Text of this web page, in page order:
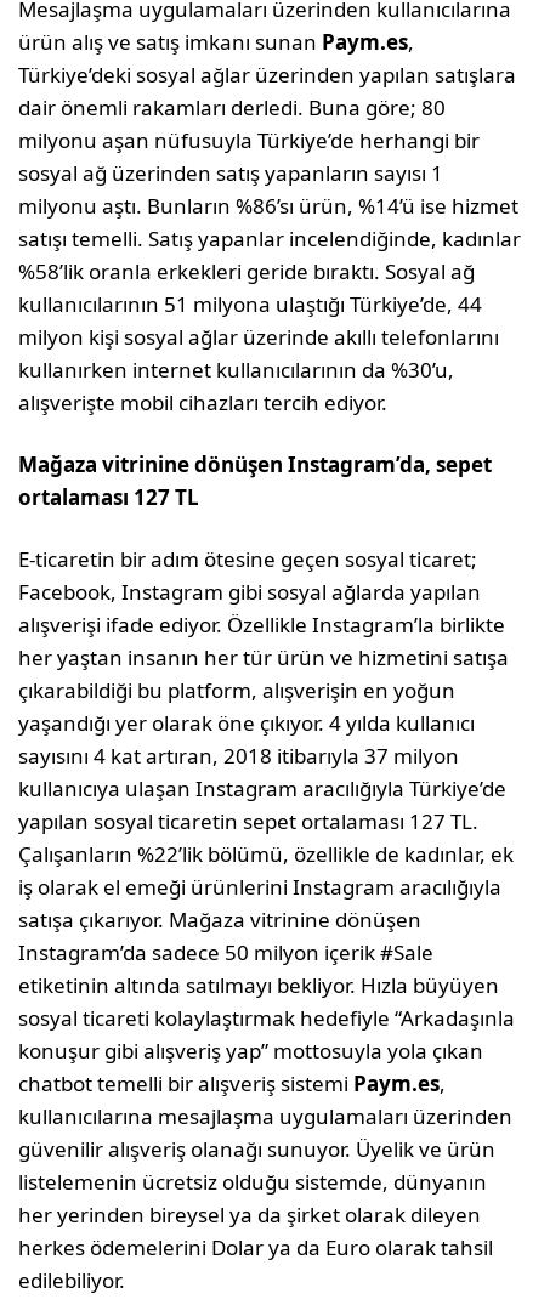
Mesajlaşma uygulamaları üzerinden kullanıcılarına
ürün alış ve satış imkanı sunan Paym.es,
Türkiye’deki sosyal ağlar üzerinden yapılan satışlara
dair önemli rakamları derledi. Buna göre; 80
milyonu aşan nüfusuyla Türkiye’de herhangi bir
sosyal ağ üzerinden satış yapanların sayısı 1
milyonu aştı. Bunların %86’sı ürün, %14’ü ise hizmet
satışı temelli. Satış yapanlar incelendiğinde, kadınlar
%58’lik oranla erkekleri geride bıraktı. Sosyal ağ
kullanıcılarının 51 milyona ulaştığı Türkiye’de, 44
milyon kişi sosyal ağlar üzerinde akıllı telefonlarını
kullanırken internet kullanıcılarının da %30’u,
alışverişte mobil cihazları tercih ediyor.
Mağaza vitrinine dönüşen Instagram’da, sepet
ortalaması 127 TL
E-ticaretin bir adım ötesine geçen sosyal ticaret;
Facebook, Instagram gibi sosyal ağlarda yapılan
alışverişi ifade ediyor. Özellikle Instagram’la birlikte
her yaştan insanın her tür ürün ve hizmetini satışa
çıkarabildiği bu platform, alışverişin en yoğun
yaşandığı yer olarak öne çıkıyor. 4 yılda kullanıcı
sayısını 4 kat artıran, 2018 itibarıyla 37 milyon
kullanıcıya ulaşan Instagram aracılığıyla Türkiye’de
yapılan sosyal ticaretin sepet ortalaması 127 TL.
Çalışanların %22’lik bölümü, özellikle de kadınlar, ek
iş olarak el emeği ürünlerini Instagram aracılığıyla
satışa çıkarıyor. Mağaza vitrinine dönüşen
Instagram’da sadece 50 milyon içerik #Sale
etiketinin altında satılmayı bekliyor. Hızla büyüyen
sosyal ticareti kolaylaştırmak hedefiyle “Arkadaşınla
konuşur gibi alışveriş yap” mottosuyla yola çıkan
chatbot temelli bir alışveriş sistemi Paym.es,
kullanıcılarına mesajlaşma uygulamaları üzerinden
güvenilir alışveriş olanağı sunuyor. Üyelik ve ürün
listelemenin ücretsiz olduğu sistemde, dünyanın
her yerinden bireysel ya da şirket olarak dileyen
herkes ödemelerini Dolar ya da Euro olarak tahsil
edilebiliyor.